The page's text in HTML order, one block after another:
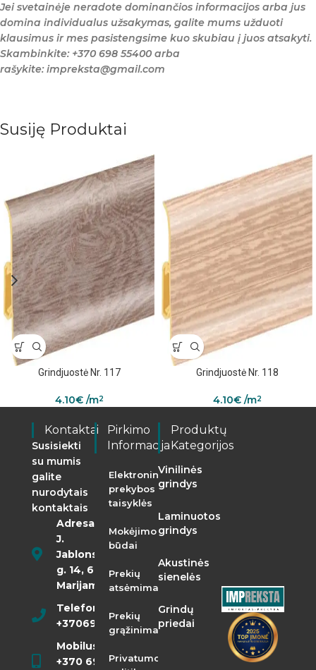
Jei svetainėje neradote dominančios informacijos arba jus
domina individualus užsakymas, galite mums užduoti
klausimus ir mes pasistengsime kuo skubiau į juos atsakyti.
Skambinkite: +370 698 55400 arba
rašykite: impreksta@gmail.com
Susiję Produktai
Grindjuostė Nr. 117
4.10€/m2
Grindjuostė Nr. 118
4.10€/m2
Kontaktai
Susisiekti
su mumis
galite
nurodytais
kontaktais
Adresas:
J.
Jablonskio
g. 14, 68290
Marijampolė
Telefonas:
+37069855400
Mobilusis:
+370 698
Pirkimo
Informacija
Elektroninės
prekybos
taisyklės
Mokėjimo
būdai
Prekių
atsėmimas
Prekių
grąžinimas
Privatumo
Produktų
Kategorijos
Vinilinės
grindys
Laminuotos
grindys
Akustinės
sienelės
Grindų
priedai